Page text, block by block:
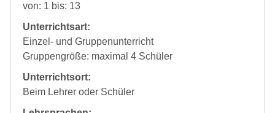
von: 1 bis: 13
Unterrichtsart:
Einzel- und Gruppenunterricht
Gruppengröße: maximal 4 Schüler
Unterrichtsort:
Beim Lehrer oder Schüler